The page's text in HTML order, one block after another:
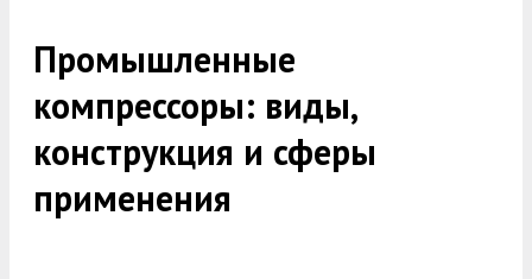
Промышленные
компрессоры: виды,
конструкция и сферы
применения